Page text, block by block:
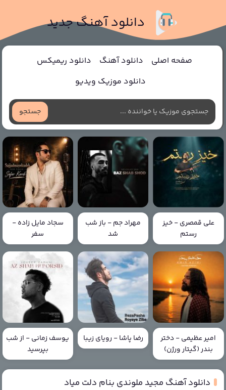
دانلود آهنگ جدید
صفحه اصلی دانلود آهنگ
دانلود ریمیکس
دانلود موزیک ویدیو
جستجو
علی قمصری - خیز
رستم
مهراد جم - باز شب
شد
سجاد مایل زاده -
سفر
امیر عظیمی - دختر
بندر (گیتار ورژن)
رضا پاشا - رویای زیبا
یوسف زمانی - از شب
بپرسید
دانلود آهنگ مجید ملوندی بنام دلت میاد